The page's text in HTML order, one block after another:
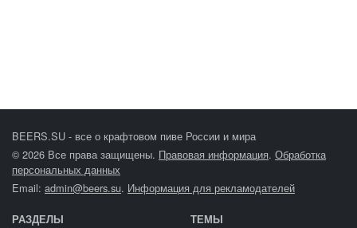
BEERS.SU - все о крафтовом пиве России и мира
© 2026 Все права защищены. Правовая информация. Обработка
персональных данных
Email: admin@beers.su. Информация для рекламодателей
РАЗДЕЛЫ ТЕМЫ